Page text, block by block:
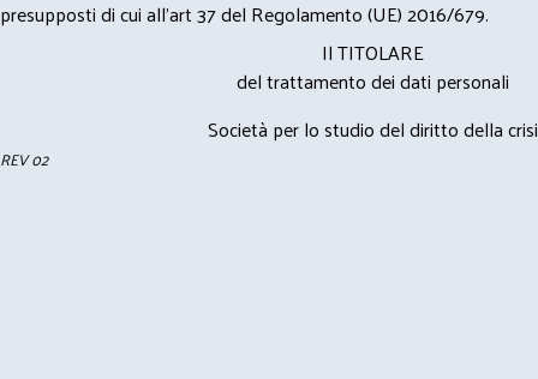
presupposti di cui all’art 37 del Regolamento (UE) 2016/679.
Il TITOLARE
del trattamento dei dati personali
Società per lo studio del diritto della crisi
REV 02